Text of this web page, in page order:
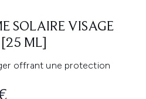
SOLAIRE VISAGE
ML]
offrant une protection
: